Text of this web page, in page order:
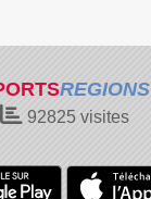
REGIONS
92825visites